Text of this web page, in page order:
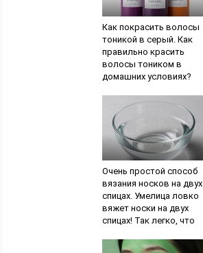
Как покрасить волосы
тоникой в серый. Как
правильно красить
волосы тоником в
домашних условиях?
Очень простой способ
вязания носков на двух
спицах. Умелица ловко
вяжет носки на двух
спицах! Так легко, что
новичок